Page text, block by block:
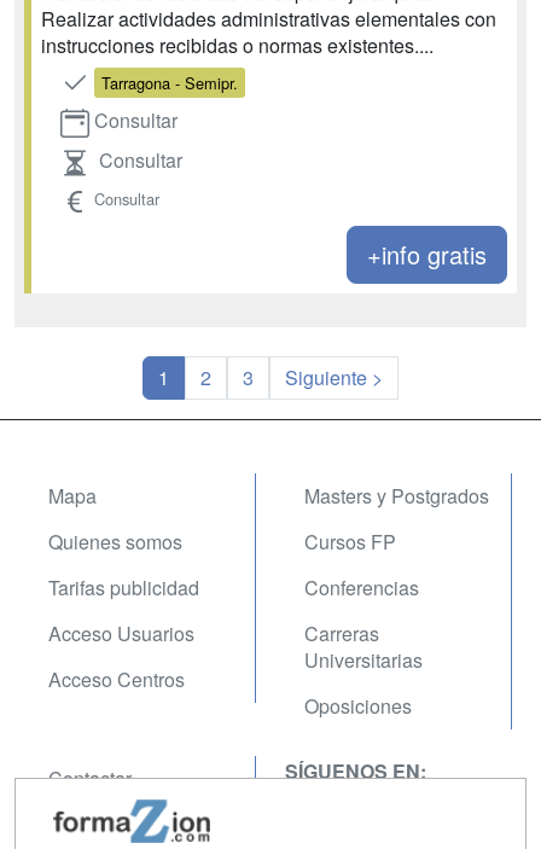
Realizar actividades administrativas elementales con
instrucciones recibidas o normas existentes....
Tarragona - Semipr.
Consultar
Consultar
Consultar
+info gratis
1 2 3 Siguiente >
Mapa
Quienes somos
Tarifas publicidad
Acceso Usuarios
Acceso Centros
Masters y Postgrados
Cursos FP
Conferencias
Carreras
Universitarias
Oposiciones
Contactar
Confidencialidad
SÍGUENOS EN: